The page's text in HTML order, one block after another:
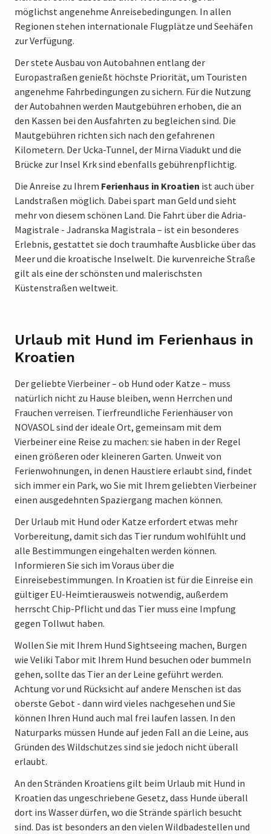
möglichst angenehme Anreisebedingungen. In allen
Regionen stehen internationale Flugplätze und Seehäfen
zur Verfügung.
Der stete Ausbau von Autobahnen entlang der
Europastraßen genießt höchste Priorität, um Touristen
angenehme Fahrbedingungen zu sichern. Für die Nutzung
der Autobahnen werden Mautgebühren erhoben, die an
den Kassen bei den Ausfahrten zu begleichen sind. Die
Mautgebühren richten sich nach den gefahrenen
Kilometern. Der Ucka-Tunnel, der Mirna Viadukt und die
Brücke zur Insel Krk sind ebenfalls gebührenpflichtig.
Die Anreise zu Ihrem Ferienhaus in Kroatien ist auch über
Landstraßen möglich. Dabei spart man Geld und sieht
mehr von diesem schönen Land. Die Fahrt über die Adria-
Magistrale - Jadranska Magistrala – ist ein besonderes
Erlebnis, gestattet sie doch traumhafte Ausblicke über das
Meer und die kroatische Inselwelt. Die kurvenreiche Straße
gilt als eine der schönsten und malerischsten
Küstenstraßen weltweit.
Urlaub mit Hund im Ferienhaus in
Kroatien
Der geliebte Vierbeiner – ob Hund oder Katze – muss
natürlich nicht zu Hause bleiben, wenn Herrchen und
Frauchen verreisen. Tierfreundliche Ferienhäuser von
NOVASOL sind der ideale Ort, gemeinsam mit dem
Vierbeiner eine Reise zu machen: sie haben in der Regel
einen größeren oder kleineren Garten. Unweit von
Ferienwohnungen, in denen Haustiere erlaubt sind, findet
sich immer ein Park, wo Sie mit Ihrem geliebten Vierbeiner
einen ausgedehnten Spaziergang machen können.
Der Urlaub mit Hund oder Katze erfordert etwas mehr
Vorbereitung, damit sich das Tier rundum wohlfühlt und
alle Bestimmungen eingehalten werden können.
Informieren Sie sich im Voraus über die
Einreisebestimmungen. In Kroatien ist für die Einreise ein
gültiger EU-Heimtierausweis notwendig, außerdem
herrscht Chip-Pflicht und das Tier muss eine Impfung
gegen Tollwut haben.
Wollen Sie mit Ihrem Hund Sightseeing machen, Burgen
wie Veliki Tabor mit Ihrem Hund besuchen oder bummeln
gehen, sollte das Tier an der Leine geführt werden.
Achtung vor und Rücksicht auf andere Menschen ist das
oberste Gebot - dann wird vieles nachgesehen und Sie
können Ihren Hund auch mal frei laufen lassen. In den
Naturparks müssen Hunde auf jeden Fall an die Leine, aus
Gründen des Wildschutzes sind sie jedoch nicht überall
erlaubt.
An den Stränden Kroatiens gilt beim Urlaub mit Hund in
Kroatien das ungeschriebene Gesetz, dass Hunde überall
dort ins Wasser dürfen, wo die Strände spärlich besucht
sind. Das ist besonders an den vielen Wildbadestellen und